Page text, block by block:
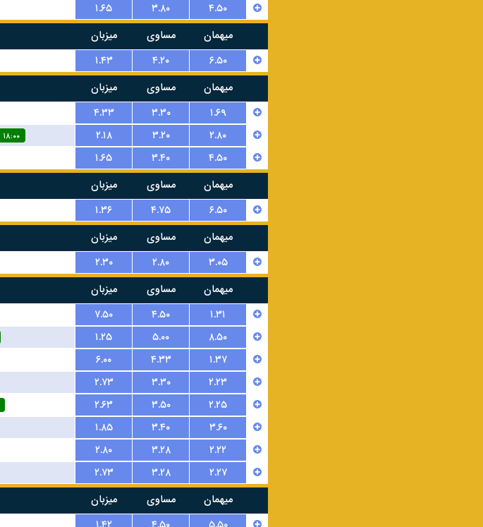
۱.۶۵ ۳.۸۰
۴.۵۰
میزبان مساوی
میهمان
۱.۴۳ ۴.۲۰
۶.۵۰
میزبان مساوی
میهمان
۴.۳۳ ۳.۳۰
۱.۶۹
۱۸:۰۰ ۲.۱۸ ۳.۲۰
۲.۸۰
۱.۶۵ ۳.۴۰
۴.۵۰
میزبان مساوی
میهمان
۱.۳۶ ۴.۷۵
۶.۵۰
میزبان مساوی
میهمان
۲.۳۰ ۲.۸۰
۳.۰۵
میزبان مساوی
میهمان
۷.۵۰ ۴.۵۰
۱.۳۱
۱.۲۵ ۵.۰۰
۸.۵۰
۶.۰۰ ۴.۳۳
۱.۳۷
۲.۷۳ ۳.۳۰
۲.۲۳
۲.۶۳ ۳.۵۰
۲.۲۵
۱.۸۵ ۳.۴۰
۳.۶۰
۲.۸۰ ۳.۲۸
۲.۲۲
۲.۷۳ ۳.۲۸
۲.۲۷
میزبان مساوی
میهمان